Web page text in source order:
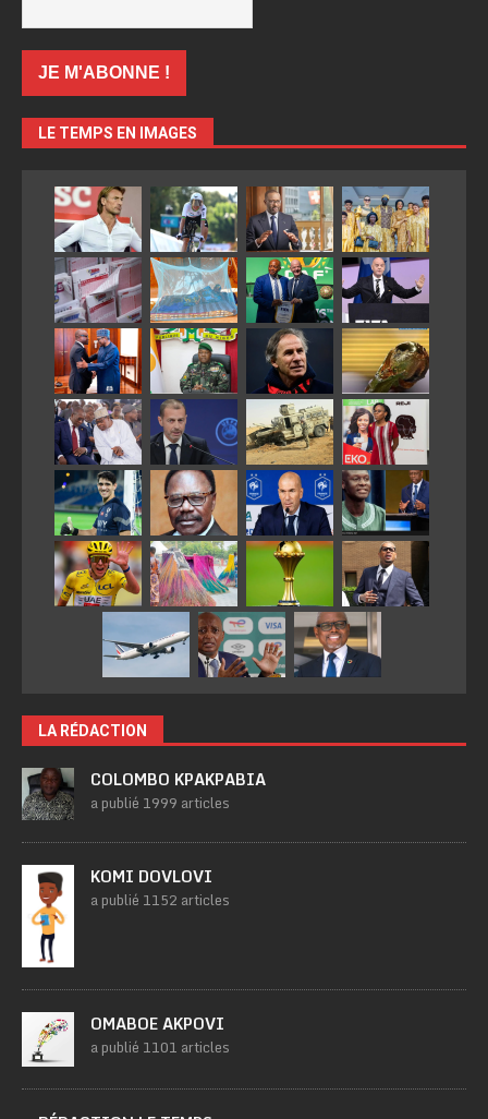
LE TEMPS EN IMAGES
LA RÉDACTION
COLOMBO KPAKPABIA
a publié 1999 articles
KOMI DOVLOVI
a publié 1152 articles
OMABOE AKPOVI
a publié 1101 articles